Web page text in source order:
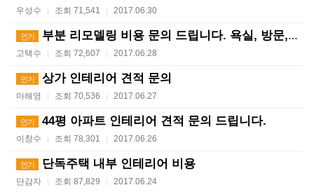
우성수 | 조회 71,541 | 2017.06.30
인기 부분 리모델링 비용 문의 드립니다. 욕실, 방문, 거실…
고택수 | 조회 72,607 | 2017.06.28
인기 상가 인테리어 견적 문의
마해영 | 조회 70,536 | 2017.06.27
인기 44평 아파트 인테리어 견적 문의 드립니다.
이창수 | 조회 78,301 | 2017.06.26
인기 단독주택 내부 인테리어 비용
단감자 | 조회 87,829 | 2017.06.24